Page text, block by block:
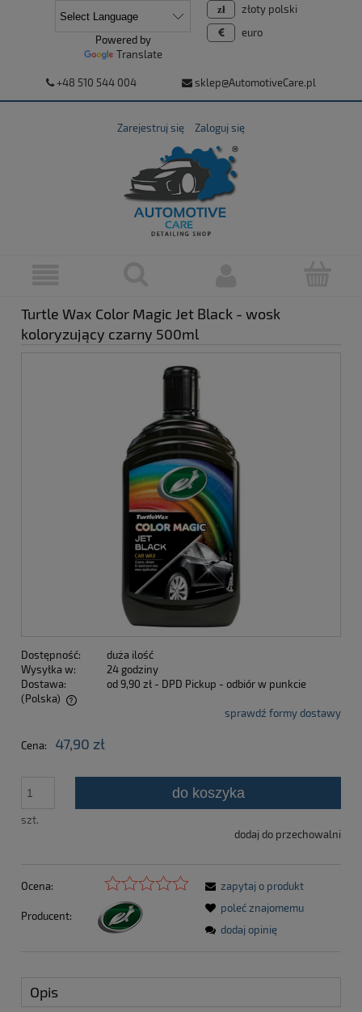
+48 510 544 004 sklep@AutomotiveCare.pl
Zarejestruj się Zaloguj się
złoty polski
euro
Powered by
Translate
Turtle Wax Color Magic Jet Black - wosk
koloryzujący czarny 500ml
Dostępność:
duża ilość
Wysyłka w:
24 godziny
Dostawa:
od 9,90 zł - DPD Pickup - odbiór w punkcie
(Polska)
Cena nie zawiera ewentualnych kosztów płatnościsprawdź formy dostawy
Cena: 47,90 zł
szt.
do koszyka
dodaj do przechowalni
Ocena:
Producent:
zapytaj o produkt
poleć znajomemu
dodaj opinię
Opis